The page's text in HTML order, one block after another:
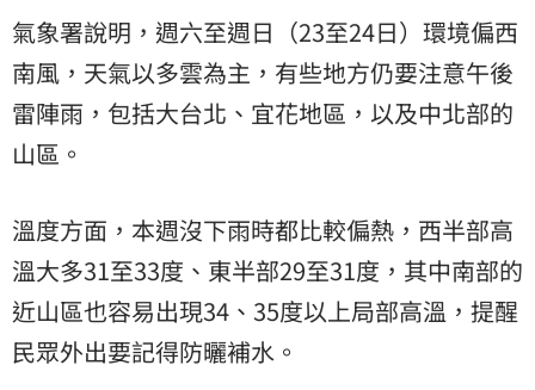
氣象署說明，週六至週日（23至24日）環境偏西
南風，天氣以多雲為主，有些地方仍要注意午後
雷陣雨，包括大台北、宜花地區，以及中北部的
山區。
溫度方面，本週沒下雨時都比較偏熱，西半部高
溫大多31至33度、東半部29至31度，其中南部的
近山區也容易出現34、35度以上局部高溫，提醒
民眾外出要記得防曬補水。